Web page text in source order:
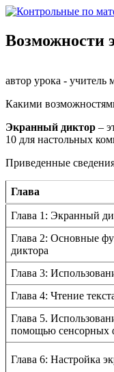
Перейти к основному
5 6 класс
Возможности
автор урока - учитель
Какими
Экранный диктор –
10 для настольных
Приведенные
Глава
Глава 1: Экранный
Глава 2: Основные
диктора
Глава 3:
Глава 4: Чтение
Глава 5.
помощью сенсорных
Глава 6: Настройка